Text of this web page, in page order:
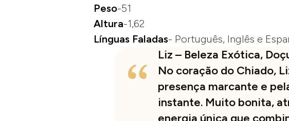
Peso-51
Altura-1,62
Línguas Faladas- Português, Inglês e
Liz – Beleza Exótica,
No coração do Chiado,
presença marcante e
instante. Muito bonita,